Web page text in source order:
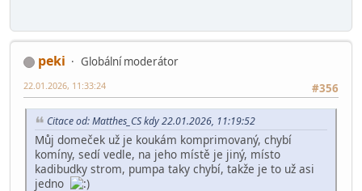
Matthes_CS
22.01.2026, 11:19:52
Můj domeček už je koukám komprimovaný, chybí komíny, sedí
vedle, na jeho místě je jiný, místo kadibudky strom, pumpa taky
chybí, takže je to už asi jedno